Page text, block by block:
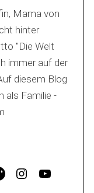
Mama von
hinter
"Die Welt
immer auf der
diesem Blog
als Familie -